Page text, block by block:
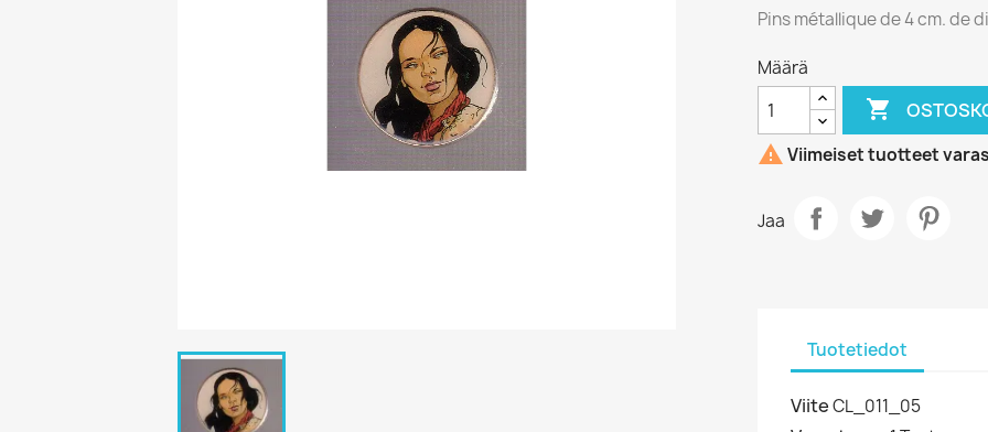
Pins métallique de 4 cm. de
Määrä

 Viimeiset tuotteet
Jaa
Tuotetiedot
ViiteCL_011_05